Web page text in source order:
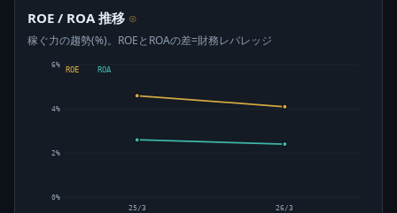
ROE / ROA 推移 ⊙
稼ぐ力の趨勢(%)。ROEとROAの差=財務レバレッジ
0%
2%
4%
6%
ROE ROA
25/3 26/3